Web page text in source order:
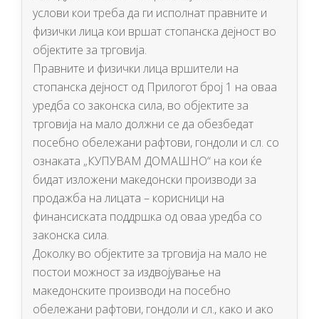
услови кои треба да ги исполнат правните и
физички лица кои вршат стопанска дејност во
објектите за трговија.
Правните и физички лица вршители на
стопанска дејност од Прилогот број 1 на оваа
уредба со законска сила, во објектите за
трговија на мало должни се да обезбедат
посебно обележани рафтови, гондоли и сл. со
ознаката „КУПУВАМ ДОМАШНО“ на кои ќе
бидат изложени македонски производи за
продажба на лицата – корисници на
финансиската поддршка од оваа уредба со
законска сила.
Доколку во објектите за трговија на мало не
постои можност за издвојување на
македонските производи на посебно
обележани рафтови, гондоли и сл., како и ако